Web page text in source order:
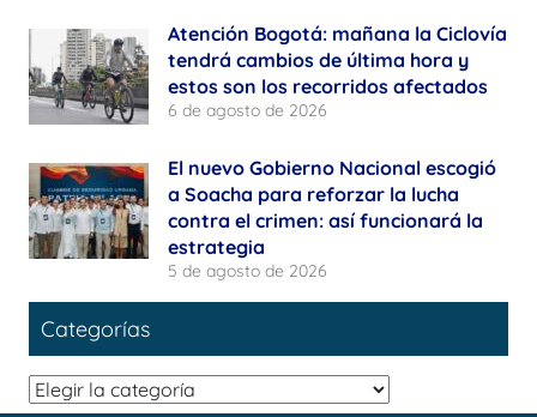
Atención Bogotá: mañana la Ciclovía
tendrá cambios de última hora y
estos son los recorridos afectados
6 de agosto de 2026
El nuevo Gobierno Nacional escogió
a Soacha para reforzar la lucha
contra el crimen: así funcionará la
estrategia
5 de agosto de 2026
Categorías
Categorías